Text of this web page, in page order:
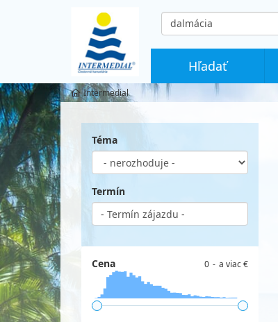
co
hledáte
Hľadať
Intermedial
Téma
Termín
Cena 0 a viac €